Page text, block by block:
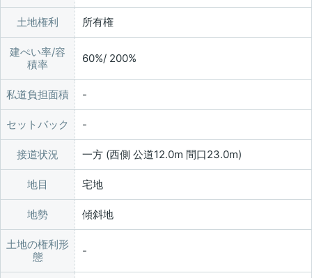
土地権利 所有権
建ぺい率/容
積率
60%/ 200%
私道負担面積
セットバック
接道状況 一方 (西側 公道12.0m 間口23.0m)
地目 宅地
地勢 傾斜地
土地の権利形
態